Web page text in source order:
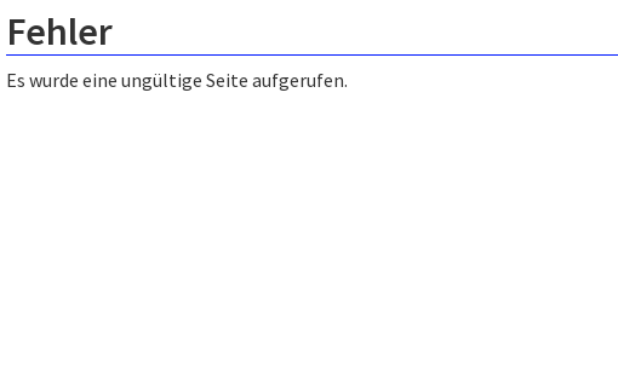
Fehler
Es wurde eine ungültige Seite aufgerufen.